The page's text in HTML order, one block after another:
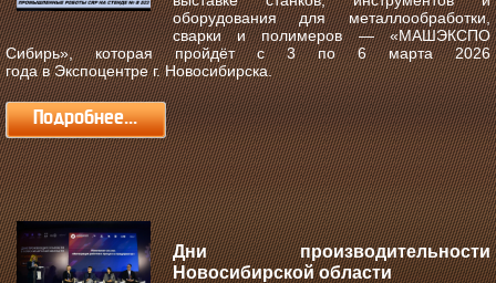
оборудования для металлообработки,
сварки и полимеров —«МАШЭКСПО
Сибирь», которая пройдёт с3 по 6 марта 2026
годавЭкспоцентре г. Новосибирска.
Подробнее...
Дни производительности
Новосибирской области